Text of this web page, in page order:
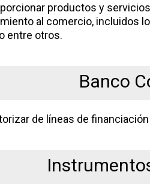
productos y
al comercio, incluidos
entre otros.
Banco
de líneas de